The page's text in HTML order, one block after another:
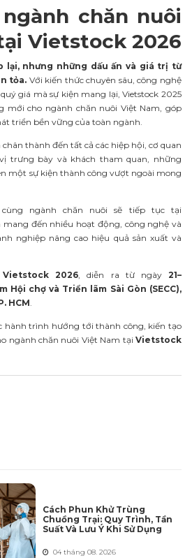
chăn nuôi
Vietstock 2026
lại, nhưng những dấu ấn và giá trị từ
tỏa. Với kiến thức chuyên sâu, công nghệ
giá mà sự kiện mang lại, Vietstock 2025
mới cho ngành chăn nuôi Việt Nam, góp
triển bền vững của toàn ngành.
thành đến tất cả các hiệp hội, cơ quan
trưng bày và khách tham quan, những
một sự kiện thành công vượt ngoài mong
ngành chăn nuôi sẽ tiếp tục tại
mang đến nhiều hoạt động, công nghệ và
nghiệp nâng cao hiệu quả sản xuất và
Vietstock 2026 , diễn ra từ ngày21–
Hội chợ và Triển lãm Sài Gòn (SECC),
HCM
hành trình hướng tới thành công, kiến tạo
ngành chăn nuôi Việt Nam tại Vietstock
Cách Phun Khử Trùng
Chuồng Trại: Quy Trình, Tần
Suất Và Lưu Ý Khi Sử Dụng
04 tháng 08. 2026